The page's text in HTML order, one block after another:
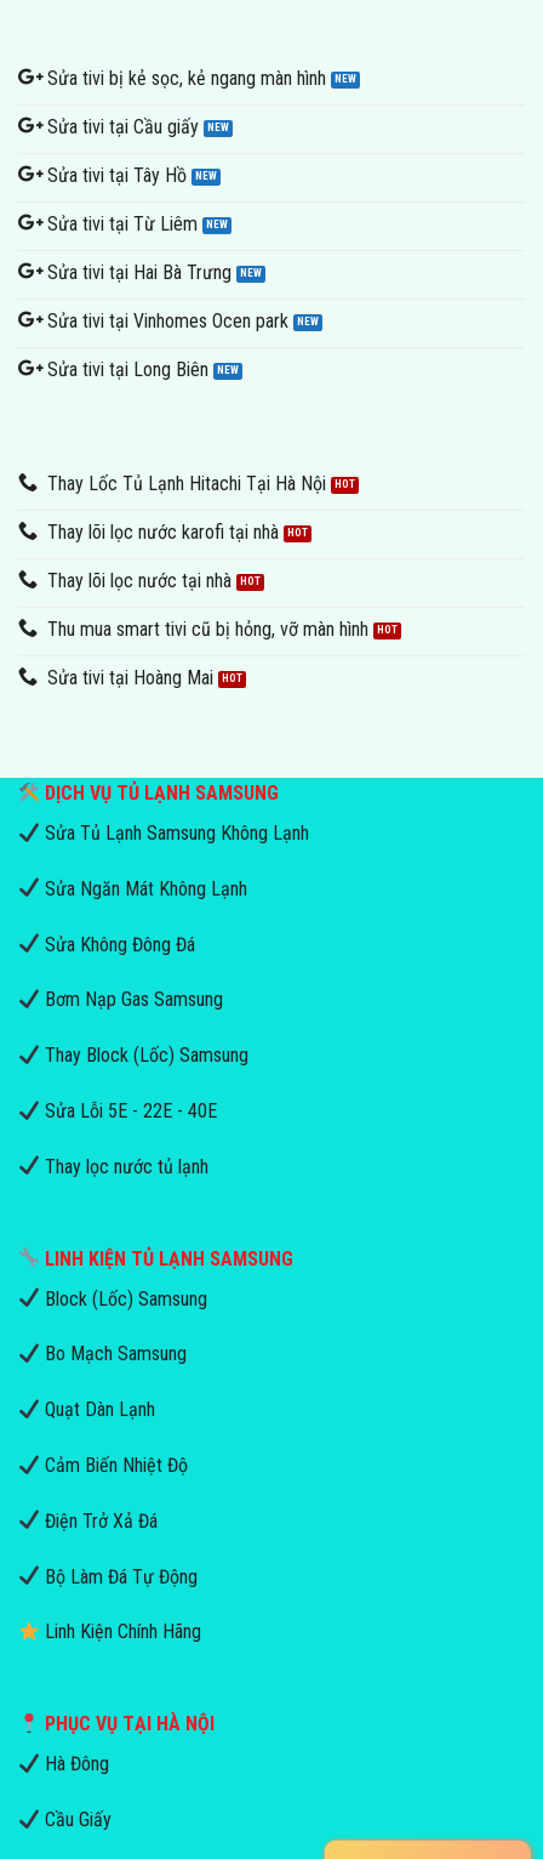
Sửa tivi bị kẻ sọc, kẻ ngang màn hình
Sửa tivi tại Cầu giấy
Sửa tivi tại Tây Hồ
Sửa tivi tại Từ Liêm
Sửa tivi tại Hai Bà Trưng
Sửa tivi tại Vinhomes Ocen park
Sửa tivi tại Long Biên
Thay Lốc Tủ Lạnh Hitachi Tại Hà Nội
Thay lõi lọc nước karofi tại nhà
Thay lõi lọc nước tại nhà
Thu mua smart tivi cũ bị hỏng, vỡ màn hình
Sửa tivi tại Hoàng Mai
DỊCH VỤ TỦ LẠNH SAMSUNG
Sửa Tủ Lạnh Samsung Không Lạnh
Sửa Ngăn Mát Không Lạnh
Sửa Không Đông Đá
Bơm Nạp Gas Samsung
Thay Block (Lốc) Samsung
Sửa Lỗi 5E - 22E - 40E
Thay lọc nước tủ lạnh
LINH KIỆN TỦ LẠNH SAMSUNG
Block (Lốc) Samsung
Bo Mạch Samsung
Quạt Dàn Lạnh
Cảm Biến Nhiệt Độ
Điện Trở Xả Đá
Bộ Làm Đá Tự Động
Linh Kiện Chính Hãng
PHỤC VỤ TẠI HÀ NỘI
Hà Đông
Cầu Giấy